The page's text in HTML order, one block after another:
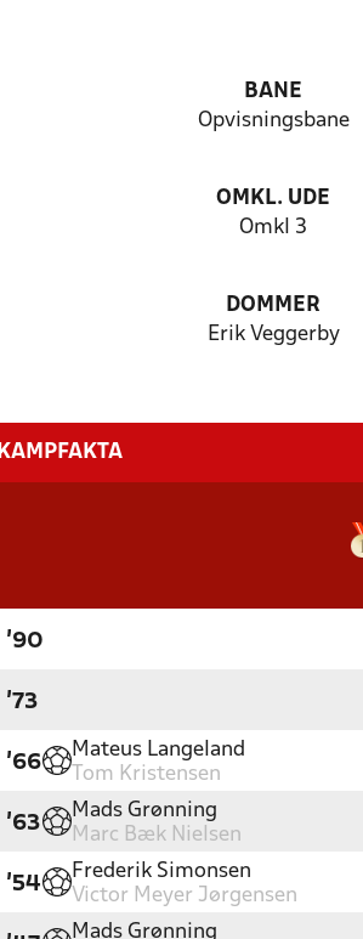
BANE
Opvisningsbane
OMKL. UDE
Omkl 3
DOMMER
Erik Veggerby
KAMPFAKTA
'90
'73
'66
Mateus Langeland
Tom Kristensen
'63
Mads Grønning
Marc Bæk Nielsen
'54
Frederik Simonsen
Victor Meyer Jørgensen
Mads Grønning